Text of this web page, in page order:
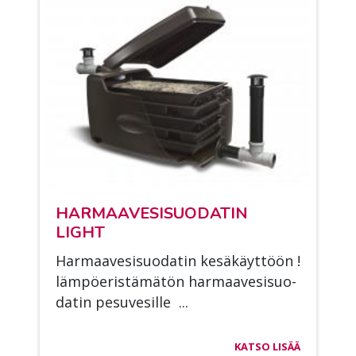
HAR­MAA­VE­SI­SUO­DA­TIN
LIGHT
Har­maa­ve­si­suo­da­tin ke­sä­käyt­töön !
läm­pö­eris­tä­mä­tön har­maa­ve­si­suo­
da­tin pe­su­ve­sil­le ...
KATSO LISÄÄ